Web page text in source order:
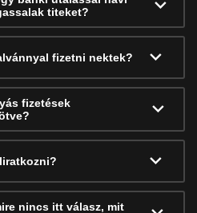
titeket?
fizetni nektek?
fizetések
nincs itt válasz, mit